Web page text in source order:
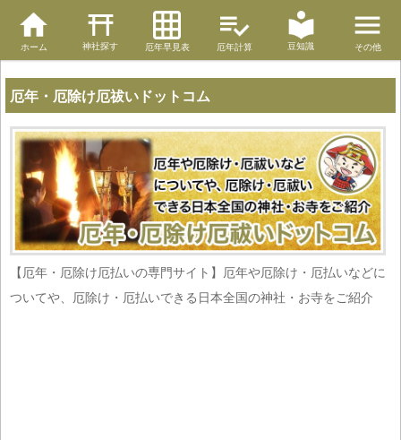
ホーム 神社探す 厄年早見表 厄年計算 豆知識 その他
厄年・厄除け厄祓いドットコム
【厄年・厄除け厄払いの専門サイト】厄年や厄除け・厄払いなどに
ついてや、厄除け・厄払いできる日本全国の神社・お寺をご紹介